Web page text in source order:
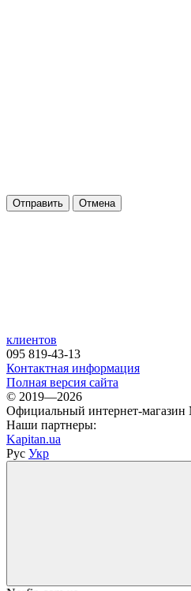
Отправить Отмена
клиентов
095 819-43-13
Контактная информация
Полная версия сайта
© 2019—2026
Официальный интернет-магазин
Наши партнеры:
Kapitan.ua
Рус Укр